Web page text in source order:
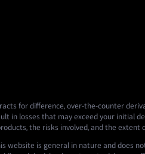
for difference, over-the-counter
in losses that may exceed your initial
the risks involved, and the
website is general in nature and does